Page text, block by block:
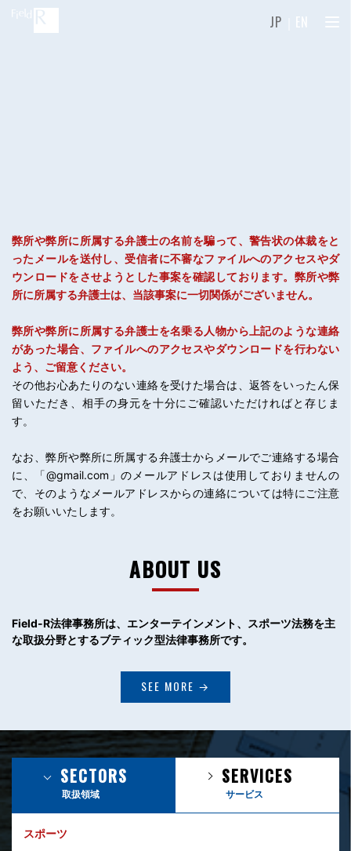
JP EN
弊所や弊所に所属する弁護士の名前を騙って、警告状の体裁をと
ったメールを送付し、受信者に不審なファイルへのアクセスやダ
ウンロードをさせようとした事案を確認しております。弊所や弊
所に所属する弁護士は、当該事案に一切関係がございません。
弊所や弊所に所属する弁護士を名乗る人物から上記のような連絡
があった場合、ファイルへのアクセスやダウンロードを行わない
よう、ご留意ください。
その他お心あたりのない連絡を受けた場合は、返答をいったん保
留いただき、相手の身元を十分にご確認いただければと存じま
す。
なお、弊所や弊所に所属する弁護士からメールでご連絡する場合
に、「@gmail.com」のメールアドレスは使用しておりませんの
で、そのようなメールアドレスからの連絡については特にご注意
をお願いいたします。
ABOUT US
Field-R法律事務所は、エンターテインメント、
スポーツ法務を主
な取扱分野とするブティック型法律事務所です。
SEE MORE →
SECTORS
取扱領域
SERVICES
サービス
スポーツ